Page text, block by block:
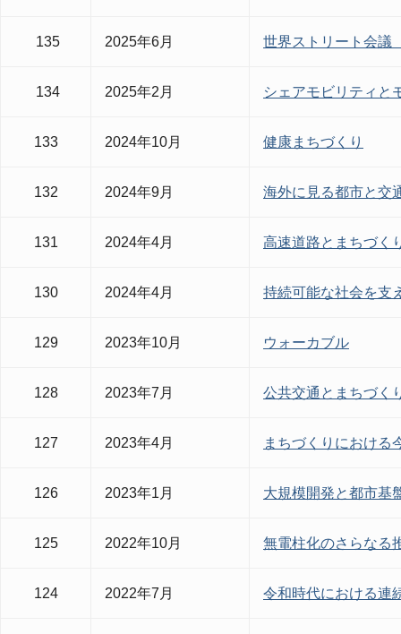
135 2025年6月 世界ストリート会議
134 2025年2月 シェアモビリティと
133 2024年10月 健康まちづくり
132 2024年9月 海外に見る都市と交
131 2024年4月 高速道路とまちづく
130 2024年4月 持続可能な社会を支
129 2023年10月 ウォーカブル
128 2023年7月 公共交通とまちづく
127 2023年4月 まちづくりにおける
126 2023年1月 大規模開発と都市基
125 2022年10月 無電柱化のさらなる
124 2022年7月 令和時代における連